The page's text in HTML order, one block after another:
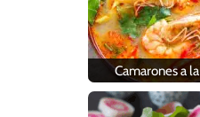
Camarones a